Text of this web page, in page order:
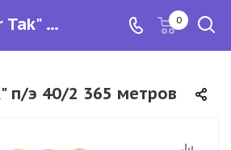
Нитки "Dor Tak" п/э 40/2 365 метров 0
п/э 40/2 365 метров